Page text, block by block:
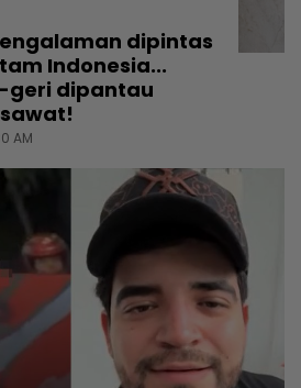
dipintas
Indonesia...
geri dipantau
AM